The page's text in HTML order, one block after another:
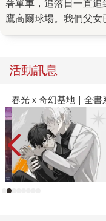
著單車，追落日一直
鷹高爾球場。我們父
肩坐在書房長長的書
奇幻小說《無用武之
時李亞告訴我她的創
世，物種已經完全融合
類，大家共生共滅相
個在「功能」上無法
停地哭泣，因為他生
是一個不需要英雄拯救
雄無用武之地」的故事
活動訊息
閱讀漫遊錄-2026上半